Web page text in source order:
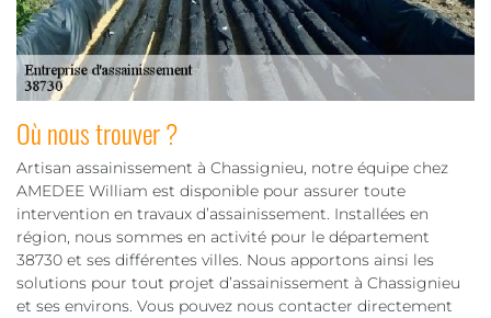
Où nous trouver ?
Artisan assainissement à Chassignieu, notre équipe chez
AMEDEE William est disponible pour assurer toute
intervention en travaux d’assainissement. Installées en
région, nous sommes en activité pour le département
38730 et ses différentes villes. Nous apportons ainsi les
solutions pour tout projet d’assainissement à Chassignieu
et ses environs. Vous pouvez nous contacter directement